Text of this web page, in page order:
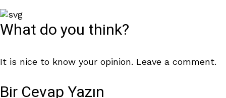
What do you think?
It is nice to know your opinion. Leave a comment.
Bir Cevap Yazın